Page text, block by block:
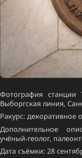
Фотография станции
Выборгская линия,
Ракурс:
Дополнительное
учёный-геолог,
Дата съёмки: 28